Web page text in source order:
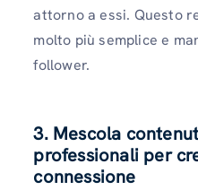
attorno a essi. Questo
molto più semplice e
follower.
3. Mescola
professionali per
connessione